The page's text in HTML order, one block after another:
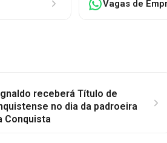
Vagas de
receberá Título de
no dia da padroeira
Conquista